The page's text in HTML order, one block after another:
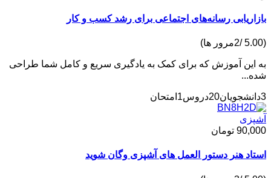
رسانه‌های اجتماعی برای رشد کسب و کار
آموزش که برای کمک به یادگیری سریع و کامل شما طراحی
20دروس 1امتحان
تومان
هنر دستور العمل های آشپزی وگان شوید